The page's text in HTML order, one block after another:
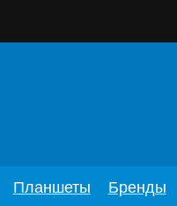
Планшеты Бренды